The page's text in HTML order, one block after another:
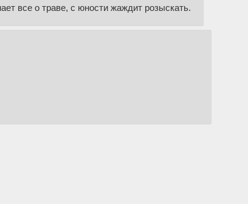
все о траве, с юности жаждит розыскать.